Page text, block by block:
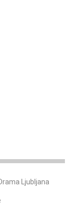
Ljubljana